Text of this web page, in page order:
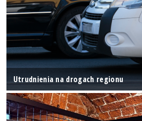
Utrudnienia na drogach regionu